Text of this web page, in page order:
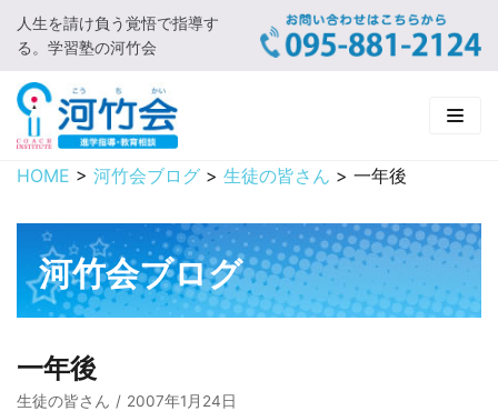
コ
ン
テ
ン
ツ
に
キ
プ
人生を請け負う覚悟で指導す
る。学習塾の河竹会
HOME
新着情報
□ お知らせ
河竹会について
□ 河竹会について
□ 小学部
実 績
HOME > 河竹会ブログ > 生徒の皆さん > 一年後
河竹会ブログ
一年後
生徒の皆さん 2007年1月24日